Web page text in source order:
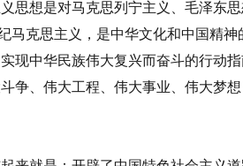
思想是对马克思列宁主义、毛泽东
马克思主义，是中华文化和中国精神
现中华民族伟大复兴而奋斗的行动
争、伟大工程、伟大事业、伟大梦